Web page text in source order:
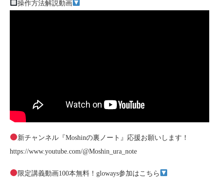
操作方法解説動画
新チャンネル『Moshinの裏ノート』応援お願いします！
https://www.youtube.com/@Moshin_ura_note
限定講義動画100本無料！gloways参加はこちら